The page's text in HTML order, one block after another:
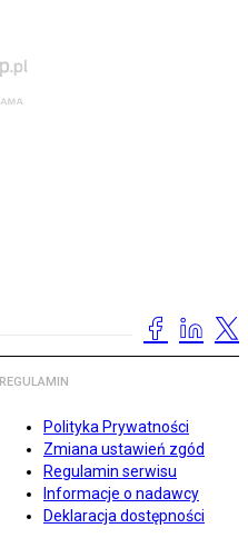
REGULAMIN
Polityka Prywatności
Zmiana ustawień zgód
Regulamin serwisu
Informacje o nadawcy
Deklaracja dostępności